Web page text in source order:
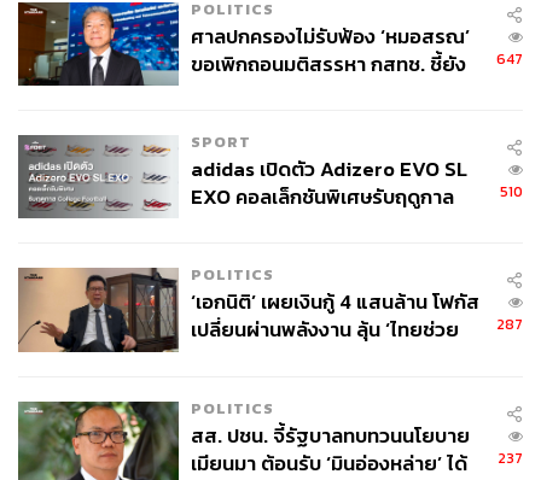
ใจและลองสร้างความคุ้นเคยกับมันไปเรื่อยๆ ในจุดหนึ่งจะ
เกิดความสมดุลในการทำงานได้เองอย่างเป็นธรรมชาติ
เหมือนกับการที่ต้องปรับตัวรับเทคโนโลยีหรือนวัตกรรมที่เกิด
องค์กรที่สามารถทำงานร่วมกับ AI ได้ ส่วนองค์กรที่ใช้ AI ใน
การทำงานไม่เป็นก็จะหายสาบสูญไป
ผ่านแอปพลิเคชันต่างๆ ที่คุณสะดวกหรือใช้งานอยู่แล้วได้เลย
TAGS: ปัญญาประดิษฐ์ (Artificial intelligence - AI)
การทำงาน
การปรับตัว
การทำธุรกิจยุคดิจิทัล
อริญญา เถลิงศรี
POLITICS
ศาลปกครองไม่รับฟ้อง ‘หมอสรณ’
ขอเพิกถอนมติสรรหา กสทช. ชี้ยัง
647
SPORT
adidas เปิดตัว Adizero EVO SL
EXO คอลเล็กชันพิเศษรับฤดูกาล
510
POLITICS
‘เอกนิติ’ เผยเงินกู้ 4 แสนล้าน โฟกัส
เปลี่ยนผ่านพลังงาน ลุ้น ‘ไทยช่วย
287
POLITICS
สส. ปชน. จี้รัฐบาลทบทวนนโยบาย
เมียนมา ต้อนรับ ‘มินอ่องหล่าย’ ได้
237